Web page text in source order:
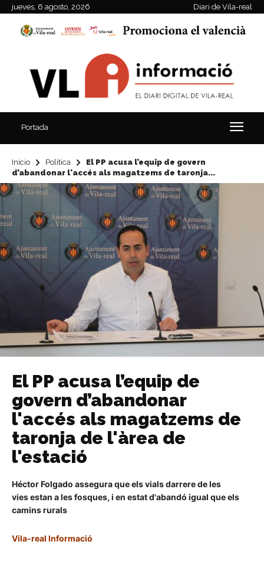
jueves, 6 agosto, 2026 Diari de Vila-real
Portada
Inicio Política
El PP acusa l’equip de govern
d’abandonar l'accés als magatzems de taronja...
El PP acusa l’equip de
govern d’abandonar
l'accés als magatzems de
taronja de l'àrea de
l'estació
Héctor Folgado assegura que els vials darrere de les
vies estan a les fosques, i en estat d'abandó igual que els
camins rurals
Vila-real Informació